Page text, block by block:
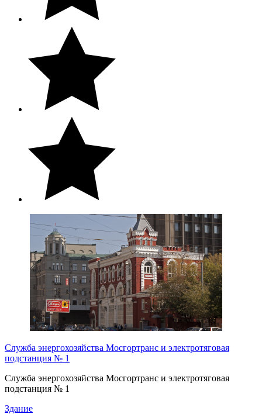
Служба энергохозяйства Мосгортранс и электротяговая
подстанция № 1
Служба энергохозяйства Мосгортранс и электротяговая
подстанция № 1
Здание